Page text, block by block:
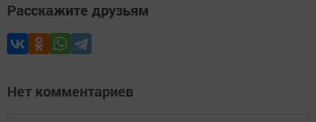
Расскажите друзьям
Нет комментариев